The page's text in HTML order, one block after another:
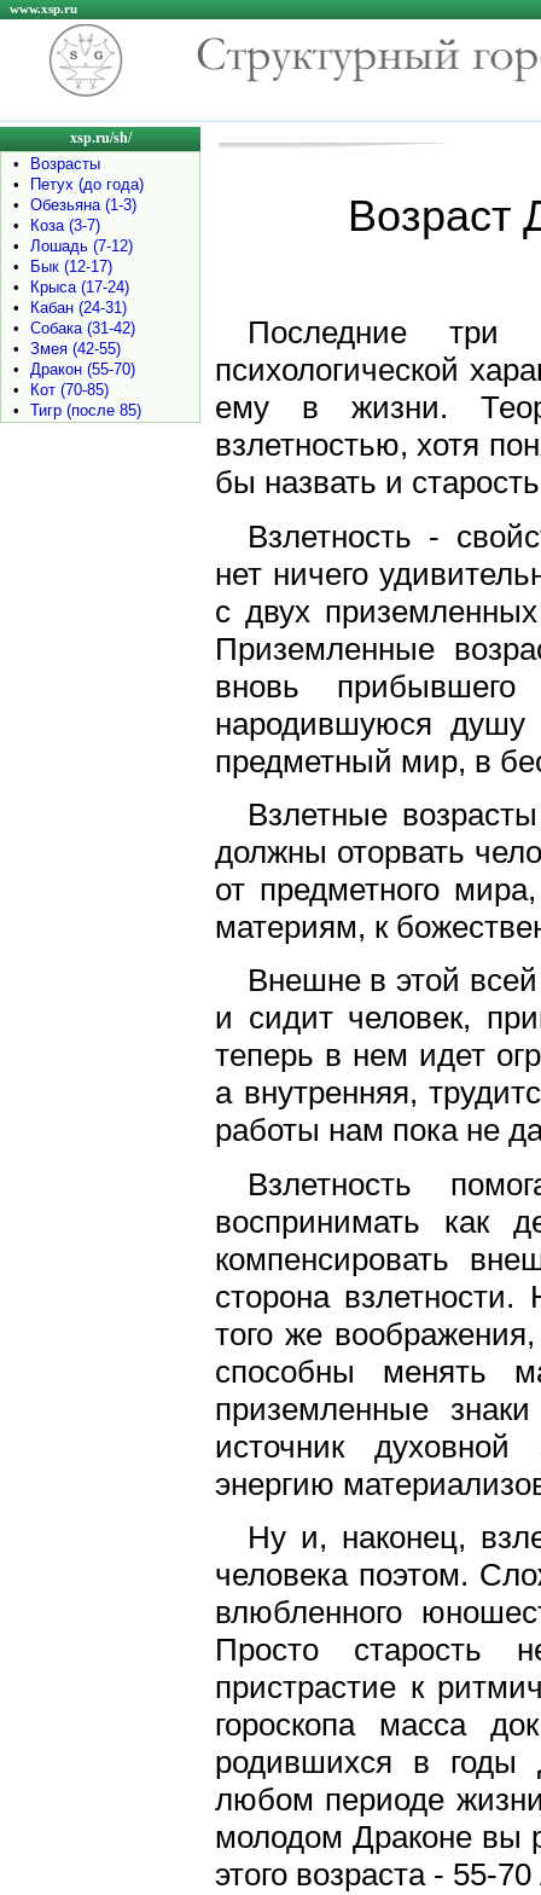
www.xsp.ru
xsp.ru/sh/
•
Возрасты
•
Петух (до года)
•
Обезьяна (1-3)
•
Коза (3-7)
•
Лошадь (7-12)
•
Бык (12-17)
•
Крыса (17-24)
•
Кабан (24-31)
•
Собака (31-42)
•
Змея (42-55)
•
Дракон (55-70)
•
Кот (70-85)
•
Тигр (после 85)
Возраст
Последние три
психологической
ему в жизни.
взлетностью, хотя
бы назвать и
Взлетность -
нет ничего
с двух
Приземленные
вновь
народившуюся
предметный мир, в
Взлетные
должны оторвать
от предметного
материям, к
Внешне в этой
и сидит человек,
теперь в нем идет
а внутренняя,
работы нам пока не
Взлетность
воспринимать как
компенсировать
сторона
того же
способны менять
приземленные
источник
энергию
Ну и, наконец,
человека поэтом.
влюбленного
Просто старость
пристрастие к
гороскопа масса
родившихся в годы
любом периоде
молодом Драконе вы
этого возраста - 55-